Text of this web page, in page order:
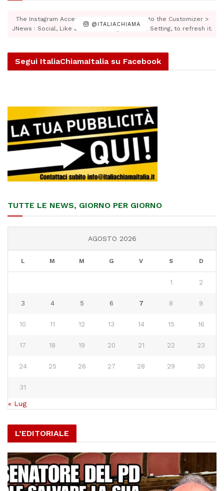
@ITALIACHIAMA
The Instagram Access Token is expired, Go to the Customizer >
JNews : Social, Like & View > Instagram Feed Setting, to refresh it.
Segui ItaliaChiamaItalia su Facebook
TUTTE LE NEWS, GIORNO PER GIORNO
AGOSTO 2026
L M M G V S D
1 2
3 4 5 6 7 8 9
10 11 12 13 14 15 16
17 18 19 20 21 22 23
24 25 26 27 28 29 30
31
« Lug
L’EDITORIALE